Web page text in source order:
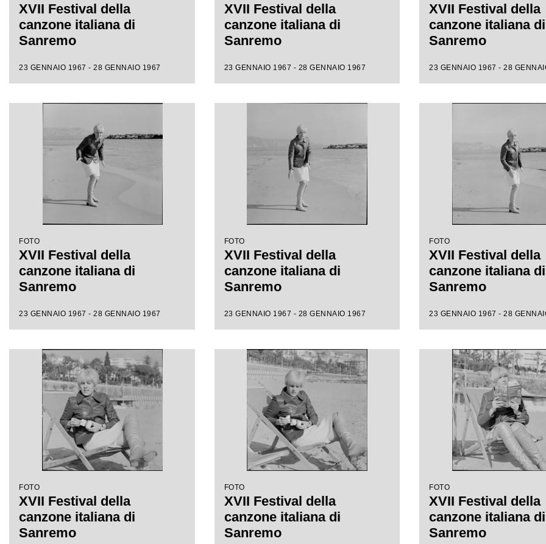
XVII Festival della
canzone italiana di
Sanremo
23 GENNAIO 1967 - 28 GENNAIO 1967
XVII Festival della
canzone italiana di
Sanremo
23 GENNAIO 1967 - 28 GENNAIO 1967
XVII Festival della
canzone italiana di
Sanremo
23 GENNAIO 1967 - 28
FOTO
XVII Festival della
canzone italiana di
Sanremo
23 GENNAIO 1967 - 28 GENNAIO 1967
FOTO
XVII Festival della
canzone italiana di
Sanremo
23 GENNAIO 1967 - 28 GENNAIO 1967
FOTO
XVII Festival della
canzone italiana di
Sanremo
23 GENNAIO 1967 - 28
FOTO
XVII Festival della
canzone italiana di
Sanremo
FOTO
XVII Festival della
canzone italiana di
Sanremo
FOTO
XVII Festival della
canzone italiana di
Sanremo